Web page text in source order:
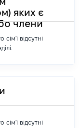
яких є
члени
відсутні
відсутні